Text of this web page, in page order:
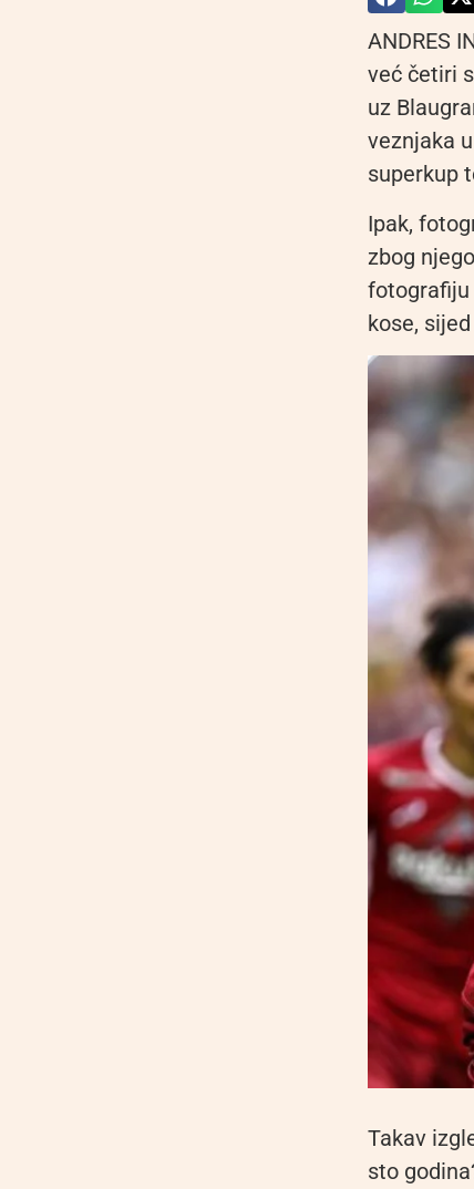
ANDRES
već četiri
uz
veznjaka
superkup
Ipak,
zbog
fotografiju
kose,
Takav
sto